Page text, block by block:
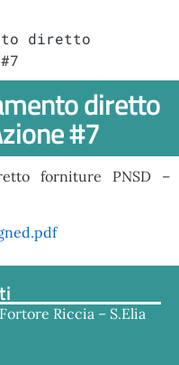
diretto
diretto
#7
forniture PNSD –
Riccia – S.Elia